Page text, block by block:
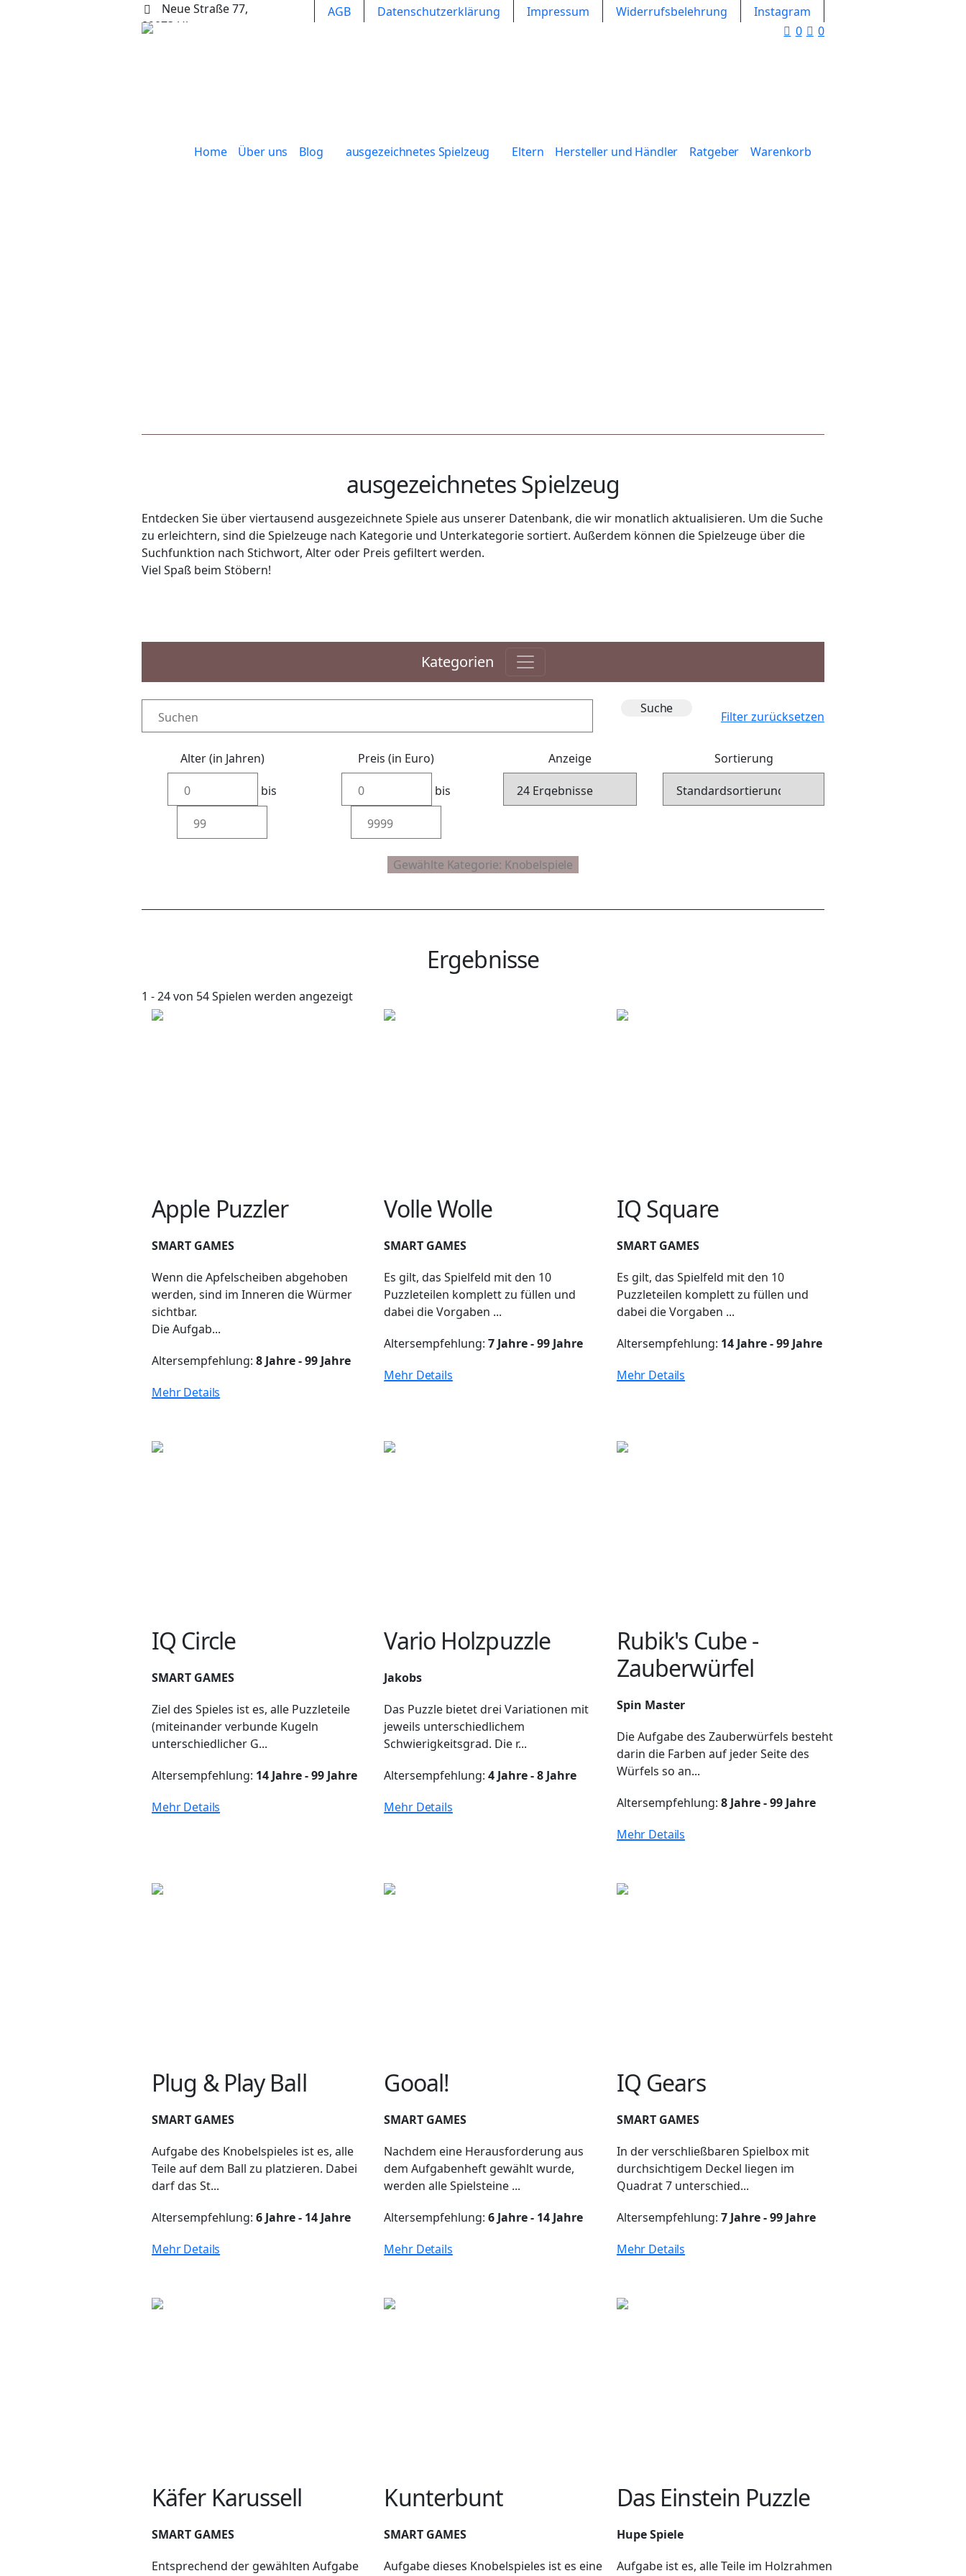
AGB Datenschutzerklärung Impressum Widerrufsbelehrung Instagram
Neue Straße 77,
89073 Ulm
0 0
Home Über uns Blog ausgezeichnetes Spielzeug Eltern Hersteller und Händler Ratgeber Warenkorb
ausgezeichnetes Spielzeug
Entdecken Sie über viertausend ausgezeichnete Spiele aus unserer Datenbank, die wir monatlich aktualisieren. Um die Suche
zu erleichtern, sind die Spielzeuge nach Kategorie und Unterkategorie sortiert. Außerdem können die Spielzeuge über die
Suchfunktion nach Stichwort, Alter oder Preis gefiltert werden.
Viel Spaß beim Stöbern!
Kategorien
Filter zurücksetzen
Alter (in Jahren)
bis
Preis (in Euro)
bis
Anzeige Sortierung
Ergebnisse
1 - 24 von 54 Spielen werden angezeigt
Apple Puzzler
SMART GAMES
Wenn die Apfelscheiben abgehoben
werden, sind im Inneren die Würmer
sichtbar.
Die Aufgab...
Altersempfehlung:8 Jahre - 99 Jahre
Mehr Details
Volle Wolle
SMART GAMES
Es gilt, das Spielfeld mit den 10
Puzzleteilen komplett zu füllen und
dabei die Vorgaben ...
Altersempfehlung:7 Jahre - 99 Jahre
Mehr Details
IQ Square
SMART GAMES
Es gilt, das Spielfeld mit den 10
Puzzleteilen komplett zu füllen und
dabei die Vorgaben ...
Altersempfehlung: 14 Jahre - 99 Jahre
Mehr Details
IQ Circle
SMART GAMES
Ziel des Spieles ist es, alle Puzzleteile
(miteinander verbunde Kugeln
unterschiedlicher G...
Altersempfehlung: 14 Jahre - 99 Jahre
Mehr Details
Vario Holzpuzzle
Jakobs
Das Puzzle bietet drei Variationen mit
jeweils unterschiedlichem
Schwierigkeitsgrad. Die r...
Altersempfehlung:4 Jahre - 8 Jahre
Mehr Details
Rubik's Cube -
Zauberwürfel
Spin Master
Die Aufgabe des Zauberwürfels besteht
darin die Farben auf jeder Seite des
Würfels so an...
Altersempfehlung: 8 Jahre - 99 Jahre
Mehr Details
Plug & Play Ball
SMART GAMES
Aufgabe des Knobelspieles ist es, alle
Teile auf dem Ball zu platzieren. Dabei
darf das St...
Altersempfehlung:6 Jahre - 14 Jahre
Mehr Details
Gooal!
SMART GAMES
Nachdem eine Herausforderung aus
dem Aufgabenheft gewählt wurde,
werden alle Spielsteine ...
Altersempfehlung:6 Jahre - 14 Jahre
Mehr Details
IQ Gears
SMART GAMES
In der verschließbaren Spielbox mit
durchsichtigem Deckel liegen im
Quadrat 7 unterschied...
Altersempfehlung: 7 Jahre - 99 Jahre
Mehr Details
Käfer Karussell
SMART GAMES
Entsprechend der gewählten Aufgabe
Kunterbunt
SMART GAMES
Aufgabe dieses Knobelspieles ist es eine
Das Einstein Puzzle
Hupe Spiele
Aufgabe ist es, alle Teile im Holzrahmen